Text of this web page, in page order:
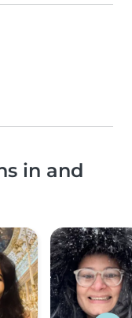
in and